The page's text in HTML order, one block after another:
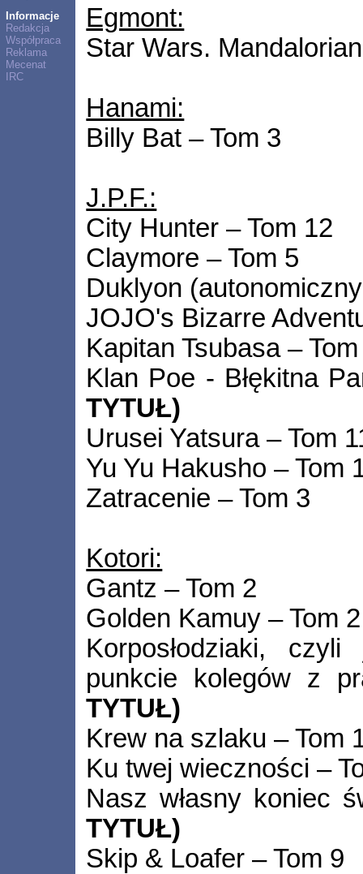
Informacje
Redakcja
Współpraca
Reklama
Mecenat
IRC
Egmont:
Star Wars.
Hanami:
Billy Bat – Tom 3
J.P.F.:
City Hunter – Tom 12
Claymore – Tom 5
Duklyon
JOJO's Bizarre
Kapitan Tsubasa –
Klan Poe - Błękitna
TYTUŁ)
Urusei Yatsura – Tom
Yu Yu Hakusho – Tom
Zatracenie – Tom 3
Kotori:
Gantz – Tom 2
Golden Kamuy – Tom 2
Korposłodziaki,
punkcie kolegów z
TYTUŁ)
Krew na szlaku – Tom
Ku twej wieczności –
Nasz własny koniec
TYTUŁ)
Skip & Loafer – Tom 9